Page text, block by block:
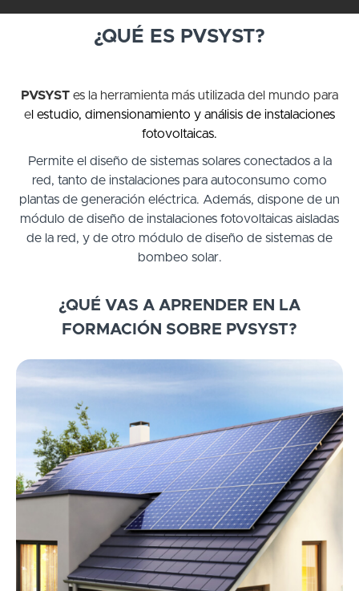
¿QUÉ ES PVSYST?
PVSYST es la herramienta más utilizada del mundo para
e l estudio, dimensionamiento y análisis de instalaciones
fotovoltaicas.
Permite el diseño de sistemas solares conectados a la
red, tanto de instalaciones para autoconsumo como
plantas de generación eléctrica. Además, dispone de un
módulo de diseño de instalaciones fotovoltaicas aisladas
de la red, y de otro módulo de diseño de sistemas de
bombeo solar.
¿QUÉ VAS A APRENDER EN LA
FORMACIÓN SOBRE PVSYST?